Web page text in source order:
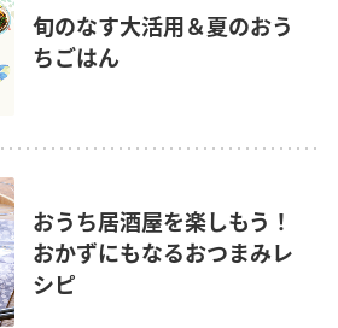
旬のなす大活用＆夏のおう
ちごはん
おうち居酒屋を楽しもう！
おかずにもなるおつまみレ
シピ